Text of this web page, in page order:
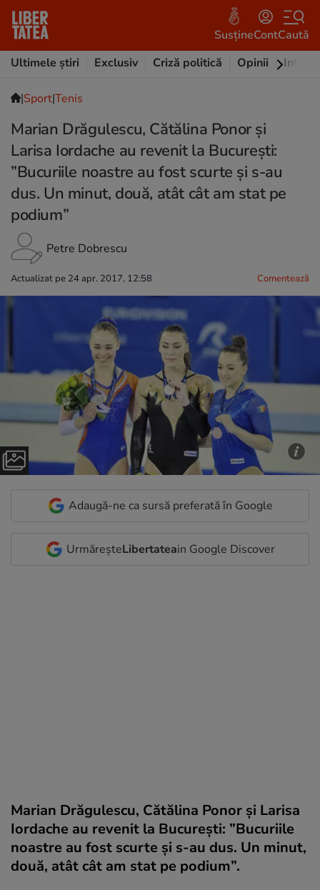
SusțineContCaută
Ultimele știri
Exclusiv Criză politică Opinii
|Sport|Tenis
Marian Drăgulescu, Cătălina Ponor și
Larisa Iordache au revenit la București:
”Bucuriile noastre au fost scurte și s-au
dus. Un minut, două, atât cât am stat pe
podium”
Petre Dobrescu
Actualizat pe 24 apr. 2017, 12:58 Comentează
Adaugă-ne ca sursă preferată în Google
UrmăreșteLibertateain Google Discover
Marian Drăgulescu, Cătălina Ponor și Larisa
Iordache au revenit la București: ”Bucuriile
noastre au fost scurte și s-au dus. Un minut,
două, atât cât am stat pe podium”.